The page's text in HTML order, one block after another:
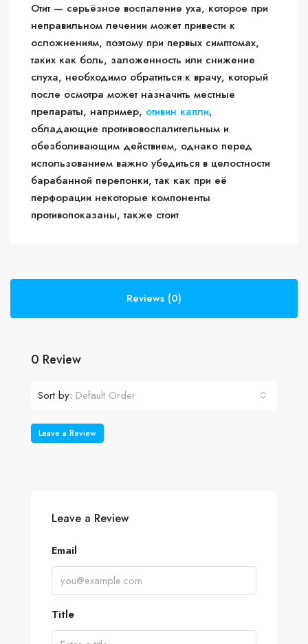
Отит — серьёзное воспаление уха, которое при
неправильном лечении может привести к
осложнениям, поэтому при первых симптомах,
таких как боль, заложенность или снижение
слуха, необходимо обратиться к врачу, который
после осмотра может назначить местные
препараты, например, отивин капли,
обладающие противовоспалительным и
обезболивающим действием, однако перед
использованием важно убедиться в целостности
барабанной перепонки, так как при её
перфорации некоторые компоненты
противопоказаны, также стоит
Reviews (0)
0 Review
Sort by: Default Order
Leave a Review
Leave a Review
Email
Title